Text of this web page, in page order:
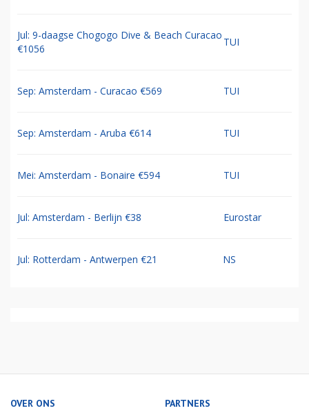
Jul: 9-daagse Chogogo Dive & Beach Curacao
€1056
TUI
Sep: Amsterdam - Curacao €569 TUI
Sep: Amsterdam - Aruba €614 TUI
Mei: Amsterdam - Bonaire €594 TUI
Jul: Amsterdam - Berlijn €38 Eurostar
Jul: Rotterdam - Antwerpen €21 NS
OVER ONS PARTNERS